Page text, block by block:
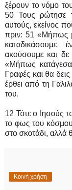
ξέρουν το νόμο
50 Τους ρώτησε
αυτούς, εκείνος
πριν: 51 «Μήπως
ακούσουμε και δε
«Μήπως
Γραφές και θα
έρθει από τη
του.
12 Τότε ο Ιησούς
το φως του
στο σκοτάδι, αλλά
Κοινή χρήση